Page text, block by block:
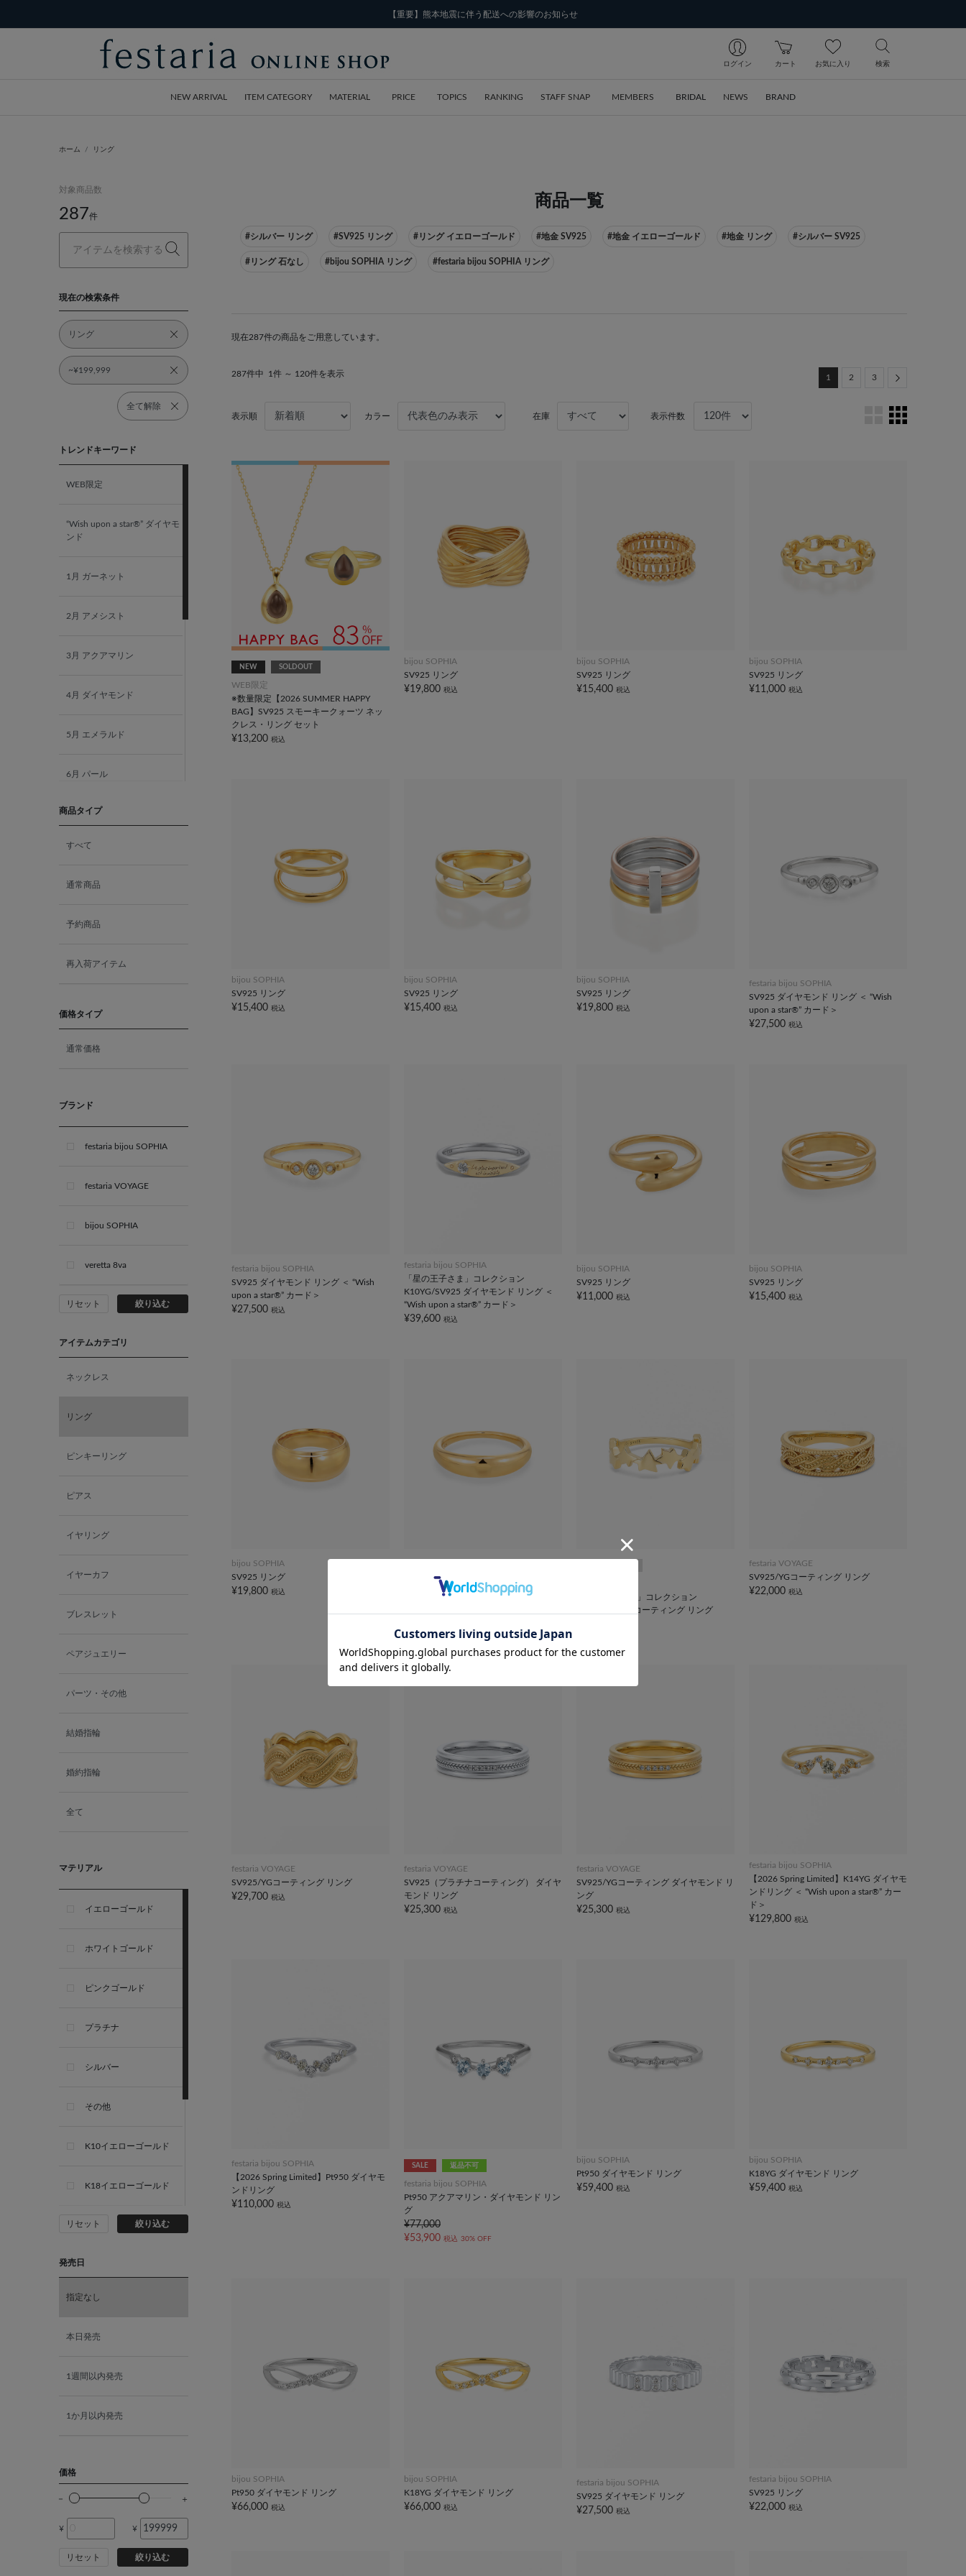
【重要】熊本地震に伴う配送への影響のお知らせ
ログイン カート お気に入り 検索
NEW ARRIVAL ITEM CATEGORY MATERIAL PRICE TOPICS RANKING STAFF SNAP MEMBERS BRIDAL NEWS BRAND
ホーム リング
対象商品数
287件
現在の検索条件
リング
~¥199,999
全て解除
トレンドキーワード
WEB限定
“Wish upon a star®” ダイヤモ
ンド
1月 ガーネット
2月 アメシスト
3月 アクアマリン
4月 ダイヤモンド
5月 エメラルド
6月 パール
7月 ルビー
11月 ブルートパーズ
12月 タンザナイト
商品タイプ
すべて
通常商品
予約商品
再入荷アイテム
価格タイプ
通常価格
ブランド
festaria bijou SOPHIA
festaria VOYAGE
bijou SOPHIA
veretta 8va
リセット 絞り込む
アイテムカテゴリ
ネックレス
リング
ピンキーリング
ピアス
イヤリング
イヤーカフ
ブレスレット
ペアジュエリー
パーツ・その他
結婚指輪
婚約指輪
全て
マテリアル
イエローゴールド
ホワイトゴールド
ピンクゴールド
プラチナ
シルバー
その他
K10イエローゴールド
K18イエローゴールド
K10ホワイトゴールド
K10ピンクゴールド
K18ピンクゴールド
リセット 絞り込む
発売日
指定なし
本日発売
1週間以内発売
1か月以内発売
価格
¥ ¥
リセット 絞り込む
商品一覧
#シルバー リング #SV925 リング #リング イエローゴールド #地金 SV925 #地金 イエローゴールド #地金 リング #シルバー SV925
#リング 石なし #bijou SOPHIA リング #festaria bijou SOPHIA リング
現在287件の商品をご用意しています。
287件中 1件 ～ 120件を表示 1 2 3 Next
表示順 カラー 在庫 表示件数
NEW SOLDOUT
WEB限定
※数量限定【2026 SUMMER HAPPY
BAG】SV925 スモーキークォーツ ネッ
クレス・リング セット
¥13,200 税込
bijou SOPHIA
SV925 リング
¥19,800 税込
bijou SOPHIA
SV925 リング
¥15,400 税込
bijou SOPHIA
SV925 リング
¥11,000 税込
bijou SOPHIA
SV925 リング
¥15,400 税込
bijou SOPHIA
SV925 リング
¥15,400 税込
bijou SOPHIA
SV925 リング
¥19,800 税込
festaria bijou SOPHIA
SV925 ダイヤモンド リング ＜ “Wish
upon a star®” カード＞
¥27,500 税込
festaria bijou SOPHIA
SV925 ダイヤモンド リング ＜ “Wish
upon a star®” カード＞
¥27,500 税込
festaria bijou SOPHIA
「星の王子さま」コレクション
K10YG/SV925 ダイヤモンド リング ＜
“Wish upon a star®” カード＞
¥39,600 税込
bijou SOPHIA
SV925 リング
¥11,000 税込
bijou SOPHIA
SV925 リング
¥15,400 税込
bijou SOPHIA
SV925 リング
¥19,800 税込
SV925 リング
¥11,000税込
「星の王子さま」コレクション
SV925/K18YGコーティング リング
festaria VOYAGE
SV925/YGコーティング リング
¥22,000 税込
festaria VOYAGE
SV925/YGコーティング リング
¥29,700 税込
festaria VOYAGE
SV925（プラチナコーティング） ダイヤ
モンド リング
¥25,300 税込
festaria VOYAGE
SV925/YGコーティング ダイヤモンド リ
ング
¥25,300 税込
festaria bijou SOPHIA
【2026 Spring Limited】K14YG ダイヤモ
ンドリング ＜ “Wish upon a star®” カー
ド＞
¥129,800 税込
festaria bijou SOPHIA
【2026 Spring Limited】Pt950 ダイヤモ
ンドリング
¥110,000 税込
SALE 返品不可
festaria bijou SOPHIA
Pt950 アクアマリン・ダイヤモンド リン
グ
¥77,000
¥53,900 税込 30% OFF
bijou SOPHIA
Pt950 ダイヤモンド リング
¥59,400 税込
bijou SOPHIA
K18YG ダイヤモンド リング
¥59,400 税込
bijou SOPHIA
Pt950 ダイヤモンド リング
¥66,000 税込
bijou SOPHIA
K18YG ダイヤモンド リング
¥66,000 税込
festaria bijou SOPHIA
SV925 ダイヤモンド リング
¥27,500 税込
festaria bijou SOPHIA
SV925 リング
¥22,000 税込